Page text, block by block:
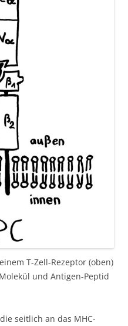
T-Zell-Rezeptor (oben)
und Antigen-Peptid
seitlich an das MHC-